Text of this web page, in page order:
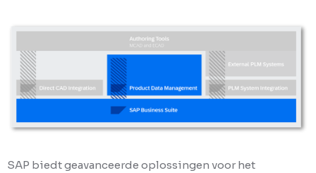
SAP biedt geavanceerde oplossingen voor het